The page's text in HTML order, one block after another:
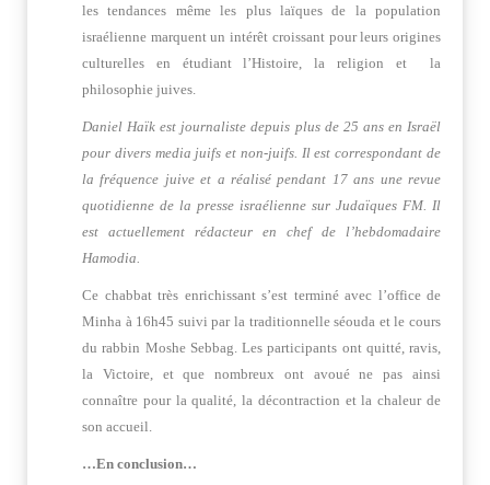
les tendances même les plus laïques de la population
israélienne marquent un intérêt croissant pour leurs origines
culturelles en étudiant l’Histoire, la religion et la
philosophie juives.
Daniel Haïk est journaliste depuis plus de 25 ans en Israël
pour divers media juifs et non-juifs. Il est correspondant de
la fréquence juive et a réalisé pendant 17 ans une revue
quotidienne de la presse israélienne sur Judaïques FM. Il
est actuellement rédacteur en chef de l’hebdomadaire
Hamodia.
Ce chabbat très enrichissant s’est terminé avec l’office de
Minha à 16h45 suivi par la traditionnelle séouda et le cours
du rabbin Moshe Sebbag. Les participants ont quitté, ravis,
la Victoire, et que nombreux ont avoué ne pas ainsi
connaître pour la qualité, la décontraction et la chaleur de
son accueil.
…En conclusion…